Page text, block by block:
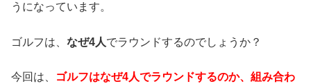
うになっています。
ゴルフは、 なぜ4人でラウンドするのでしょうか？
今回は、
ゴルフはなぜ4人でラウンドするのか、組み合わ